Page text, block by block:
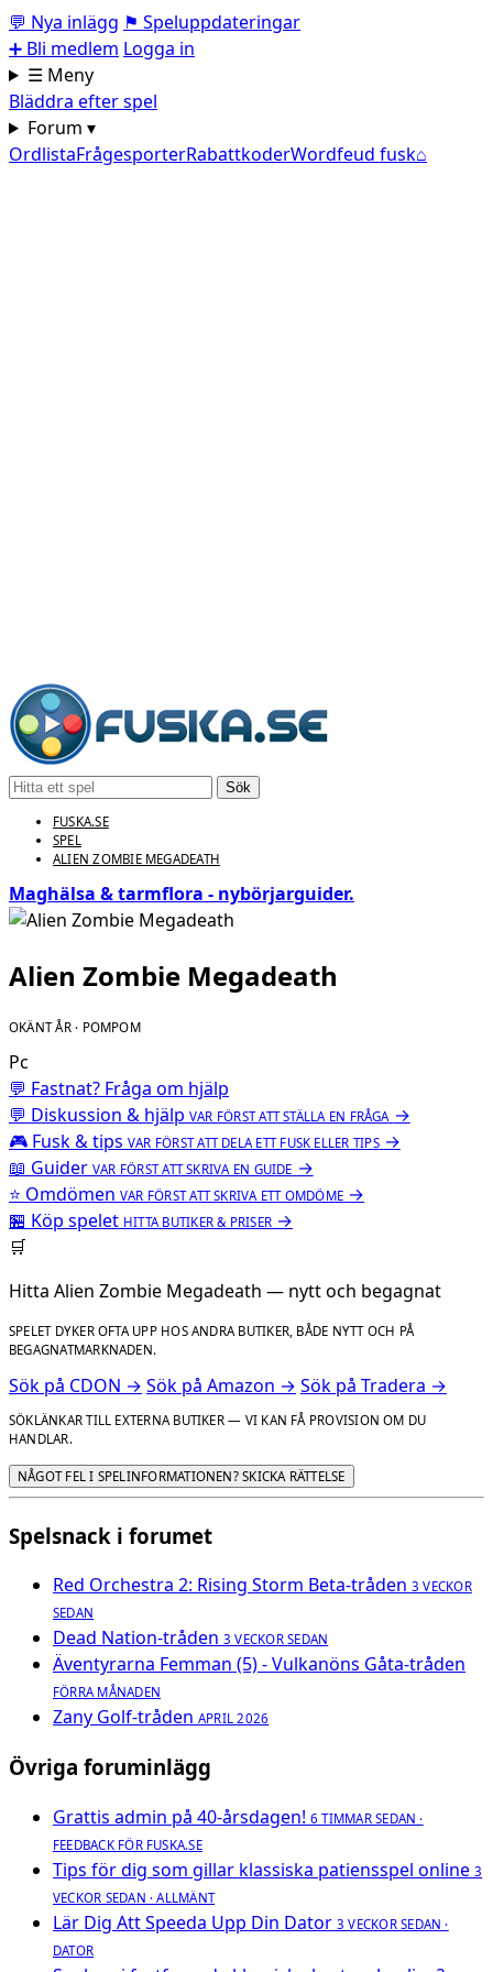
💬 Nya inlägg ⚑ Speluppdateringar
➕ Bli medlem Logga in
☰ Meny
Bläddra efter spel
Forum ▾
OrdlistaFrågesporterRabattkoderWordfeud fusk⌂
Sök
FUSKA.SE
SPEL
ALIEN ZOMBIE MEGADEATH
Maghälsa & tarmflora - nybörjarguider.
Alien Zombie Megadeath
OKÄNT ÅR · POMPOM
Pc
💬 Fastnat? Fråga om hjälp
💬 Diskussion & hjälp VAR FÖRST ATT STÄLLA EN FRÅGA →
🎮 Fusk & tips VAR FÖRST ATT DELA ETT FUSK ELLER TIPS →
📖 Guider VAR FÖRST ATT SKRIVA EN GUIDE →
⭐ Omdömen VAR FÖRST ATT SKRIVA ETT OMDÖME →
🏪 Köp spelet HITTA BUTIKER & PRISER →
🛒
Hitta Alien Zombie Megadeath — nytt och begagnat
SPELET DYKER OFTA UPP HOS ANDRA BUTIKER, BÅDE NYTT OCH PÅ
BEGAGNATMARKNADEN.
Sök på CDON → Sök på Amazon → Sök på Tradera →
SÖKLÄNKAR TILL EXTERNA BUTIKER — VI KAN FÅ PROVISION OM DU
HANDLAR.
NÅGOT FEL I SPELINFORMATIONEN? SKICKA RÄTTELSE
Spelsnack i forumet
Red Orchestra 2: Rising Storm Beta-tråden 3 VECKOR
SEDAN
Dead Nation-tråden 3 VECKOR SEDAN
Äventyrarna Femman (5) - Vulkanöns Gåta-tråden
FÖRRA MÅNADEN
Zany Golf-tråden APRIL 2026
Övriga foruminlägg
Grattis admin på 40-årsdagen! 6 TIMMAR SEDAN ·
FEEDBACK FÖR FUSKA.SE
Tips för dig som gillar klassiska patiensspel online 3
VECKOR SEDAN · ALLMÄNT
Lär Dig Att Speeda Upp Din Dator 3 VECKOR SEDAN ·
DATOR